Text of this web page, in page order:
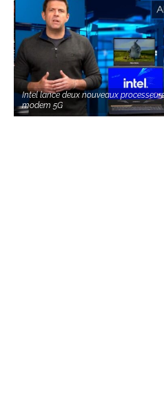
Intel lance deux nouveaux
modem 5G